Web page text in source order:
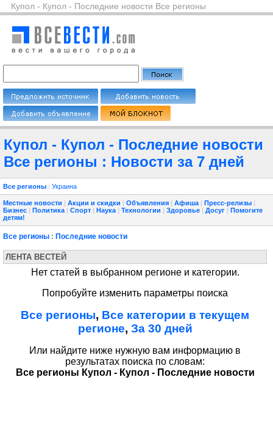
Купол - Купол - Последние новости Все регионы
Купол - Купол - Последние новости
Все регионы : Новости за 7 дней
Все регионы | Украина
Местные новости | Акции и скидки | Объявления | Афиша | Пресс-релизы |
Бизнес | Политика | Спорт | Наука | Технологии | Здоровье | Досуг | Помогите
детям!
Все регионы : Последние новости
ЛЕНТА ВЕСТЕЙ
Нет статей в выбранном регионе и категории.
Попробуйте изменить параметры поиска
Все регионы, Все категории в текущем
регионе, За 30 дней
Или найдите ниже нужную вам информацию в
результатах поиска по словам:
Все регионы Купол - Купол - Последние новости